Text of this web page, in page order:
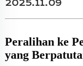
2025.11.09
Peralihan ke
yang